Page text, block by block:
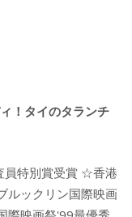
！タイのタランチ
員特別賞受賞 ☆香港
ルックリン国際映画